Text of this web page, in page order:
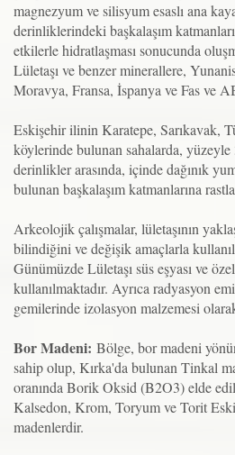
magnezyum ve silisyum esaslı ana
derinliklerindeki başkalaşım
etkilerle hidratlaşması sonucunda
Lületaşı ve benzer minerallere,
Moravya, Fransa, İspanya ve Fas ve
Eskişehir ilinin Karatepe, Sarıkavak,
köylerinde bulunan sahalarda, yüzeyle
derinlikler arasında, içinde dağınık
bulunan başkalaşım katmanlarına
Arkeolojik çalışmalar, lületaşının
bilindiğini ve değişik amaçlarla
Günümüzde Lületaşı süs eşyası ve
kullanılmaktadır. Ayrıca radyasyon
gemilerinde izolasyon malzemesi
Bor Madeni: Bölge, bor madeni
sahip olup, Kırka'da bulunan Tinkal
oranında Borik Oksid (B2O3) elde
Kalsedon, Krom, Toryum ve Torit
madenlerdir.